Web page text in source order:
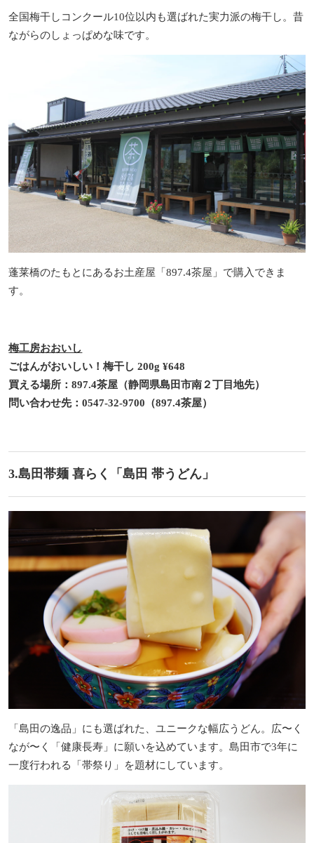
全国梅干しコンクール10位以内も選ばれた実力派の梅干し。昔
ながらのしょっぱめな味です。
蓬莱橋のたもとにあるお土産屋「897.4茶屋」で購入できま
す。
梅工房おおいし
ごはんがおいしい！梅干し 200g ¥648
買える場所：897.4茶屋（静岡県島田市南２丁目地先）
問い合わせ先：0547-32-9700（897.4茶屋）
3.島田帯麺 喜らく「島田 帯うどん」
「島田の逸品」にも選ばれた、ユニークな幅広うどん。広〜く
なが〜く「健康長寿」に願いを込めています。島田市で3年に
一度行われる「帯祭り」を題材にしています。